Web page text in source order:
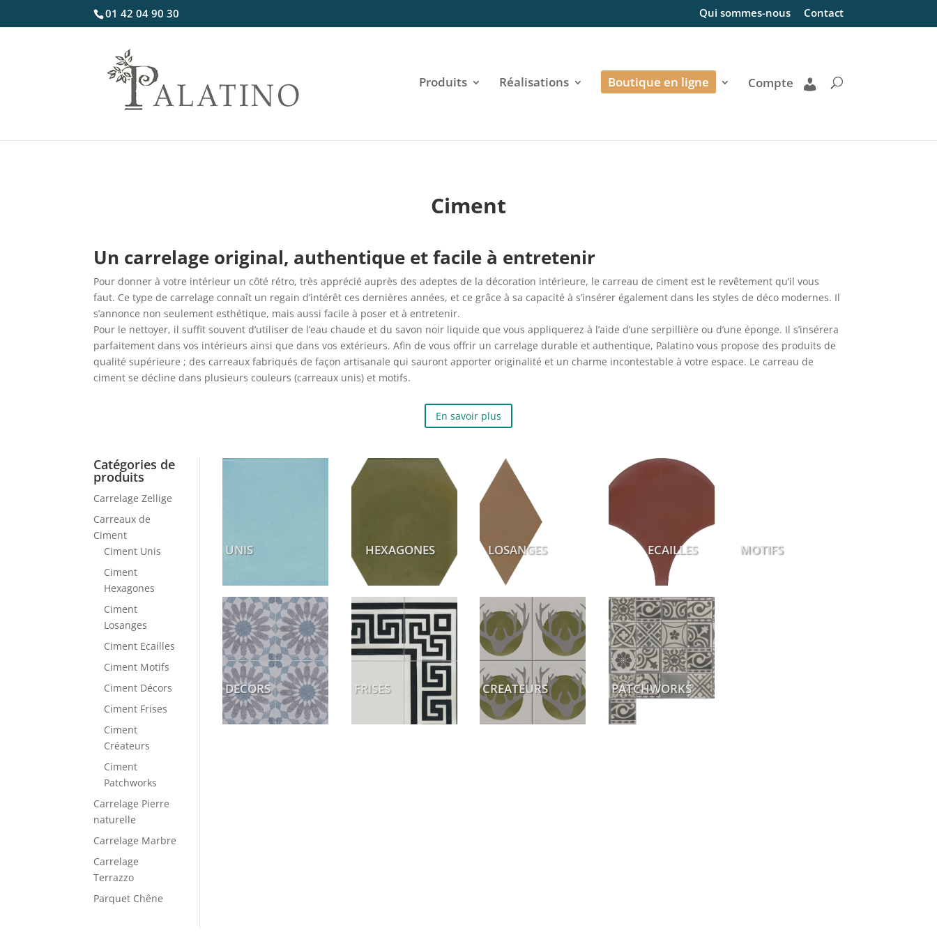
01 42 04 90 30 Qui sommes-nous Contact
Produits Réalisations Boutique en ligne Compte
Ciment
Un carrelage original, authentique et facile à entretenir
Pour donner à votre intérieur un côté rétro, très apprécié auprès des adeptes de la décoration intérieure, le carreau de ciment est le revêtement qu’il vous
faut. Ce type de carrelage connaît un regain d’intérêt ces dernières années, et ce grâce à sa capacité à s’insérer également dans les styles de déco modernes. Il
s’annonce non seulement esthétique, mais aussi facile à poser et à entretenir.
Pour le nettoyer, il suffit souvent d’utiliser de l’eau chaude et du savon noir liquide que vous appliquerez à l’aide d’une serpillière ou d’une éponge. Il s’insérera
parfaitement dans vos intérieurs ainsi que dans vos extérieurs. Afin de vous offrir un carrelage durable et authentique, Palatino vous propose des produits de
qualité supérieure ; des carreaux fabriqués de façon artisanale qui sauront apporter originalité et un charme incontestable à votre espace. Le carreau de
ciment se décline dans plusieurs couleurs (carreaux unis) et motifs.
En savoir plus
Catégories de
produits
Carrelage Zellige
Carreaux de
Ciment
Ciment Unis
Ciment
Hexagones
Ciment
Losanges
Ciment Ecailles
Ciment Motifs
Ciment Décors
Ciment Frises
Ciment
Créateurs
Ciment
Patchworks
Carrelage Pierre
naturelle
Carrelage Marbre
Carrelage
Terrazzo
Parquet Chêne
UNIS
DECORS
HEXAGONES
FRISES
LOSANGES
CREATEURS
ECAILLES
PATCHWORKS
MOTIFS